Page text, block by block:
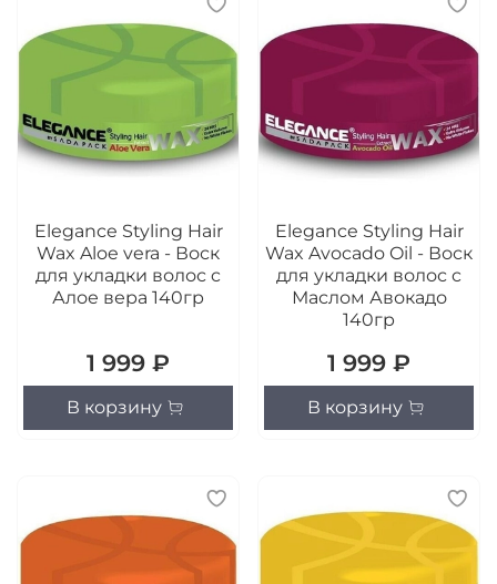
Elegance Styling Hair
Wax Aloe vera - Воск
для укладки волос c
Алое вера 140гр
1 999 ₽
В корзину
Elegance Styling Hair
Wax Avocado Oil - Воск
для укладки волос c
Маслом Авокадо
140гр
1 999 ₽
В корзину